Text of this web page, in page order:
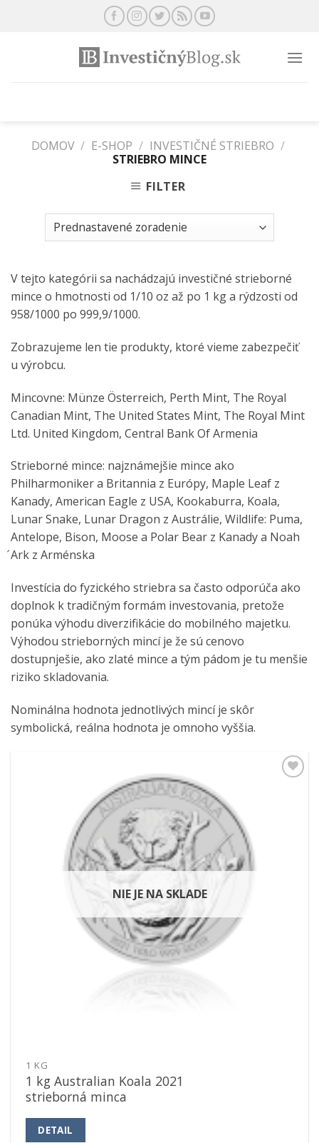
DOMOV / E-SHOP / INVESTIČNÉ STRIEBRO /
STRIEBRO MINCE
FILTER
V tejto kategórii sa nachádzajú investičné strieborné
mince o hmotnosti od 1/10 oz až po 1 kg a rýdzosti od
958/1000 po 999,9/1000.
Zobrazujeme len tie produkty, ktoré vieme zabezpečiť
u výrobcu.
Mincovne: Münze Österreich, Perth Mint, The Royal
Canadian Mint, The United States Mint, The Royal Mint
Ltd. United Kingdom, Central Bank Of Armenia
Strieborné mince: najznámejšie mince ako
Philharmoniker a Britannia z Európy, Maple Leaf z
Kanady, American Eagle z USA, Kookaburra, Koala,
Lunar Snake, Lunar Dragon z Austrálie, Wildlife: Puma,
Antelope, Bison, Moose a Polar Bear z Kanady a Noah
́Ark z Arménska
Investícia do fyzického striebra sa často odporúča ako
doplnok k tradičným formám investovania, pretože
ponúka výhodu diverzifikácie do mobilného majetku.
Výhodou strieborných mincí je že sú cenovo
dostupnješie, ako zlaté mince a tým pádom je tu menšie
riziko skladovania.
Nominálna hodnota jednotlivých mincí je skôr
symbolická, reálna hodnota je omnoho vyššia.
NIE JE NA SKLADE
1 KG
1 kg Australian Koala 2021
strieborná minca
DETAIL